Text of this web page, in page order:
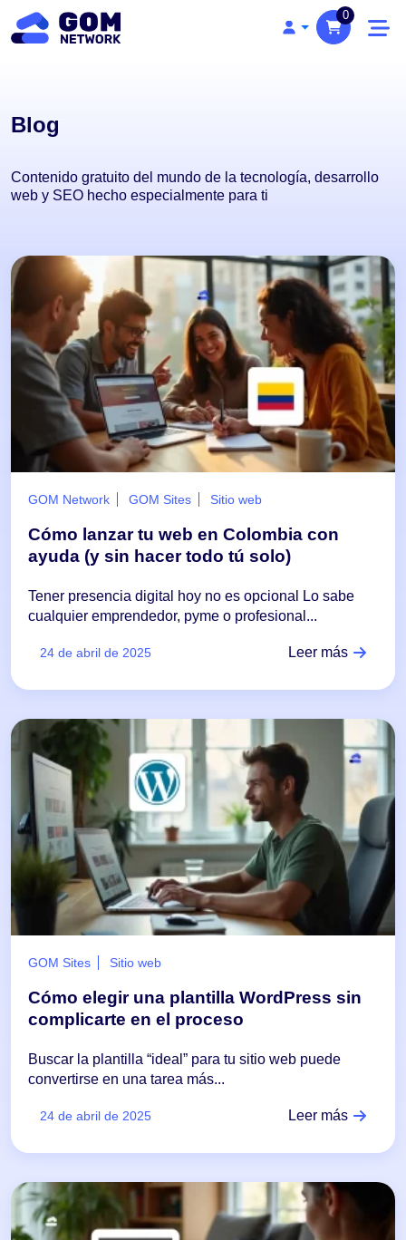
0
Blog
Contenido gratuito del mundo de la tecnología, desarrollo
web y SEO hecho especialmente para ti
GOM Network GOM Sites Sitio web
Cómo lanzar tu web en Colombia con
ayuda (y sin hacer todo tú solo)
Tener presencia digital hoy no es opcional Lo sabe
cualquier emprendedor, pyme o profesional...
24 de abril de 2025 Leer más
GOM Sites Sitio web
Cómo elegir una plantilla WordPress sin
complicarte en el proceso
Buscar la plantilla “ideal” para tu sitio web puede
convertirse en una tarea más...
24 de abril de 2025 Leer más